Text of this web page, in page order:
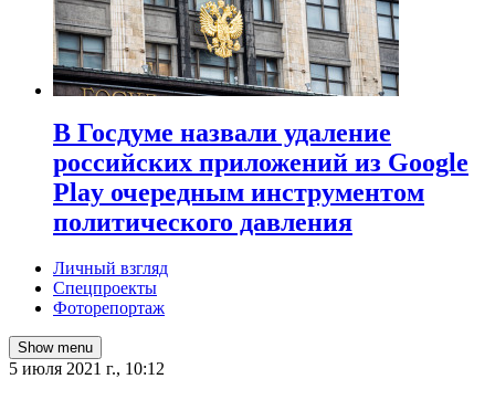
В Госдуме назвали удаление
российских приложений из Google
Play очередным инструментом
политического давления
Личный взгляд
Спецпроекты
Фоторепортаж
Show menu
5 июля 2021 г., 10:12